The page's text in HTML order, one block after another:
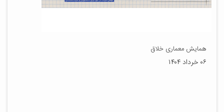
همایش معماری خلاق
۰۶ خرداد ۱۴۰۴